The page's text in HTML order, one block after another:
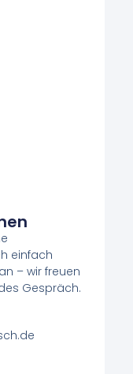
einfach
– wir freuen
Gespräch.